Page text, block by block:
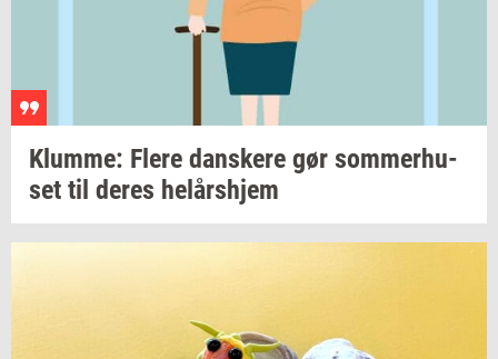
Klum­me: Flere dan­ske­re gør som­mer­hu­
set til deres helårs­hjem